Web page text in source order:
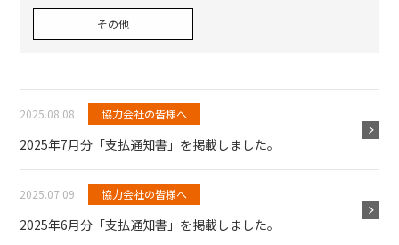
その他
2025.08.08 協力会社の皆様へ
2025年7月分「支払通知書」を掲載しました。
2025.07.09 協力会社の皆様へ
2025年6月分「支払通知書」を掲載しました。